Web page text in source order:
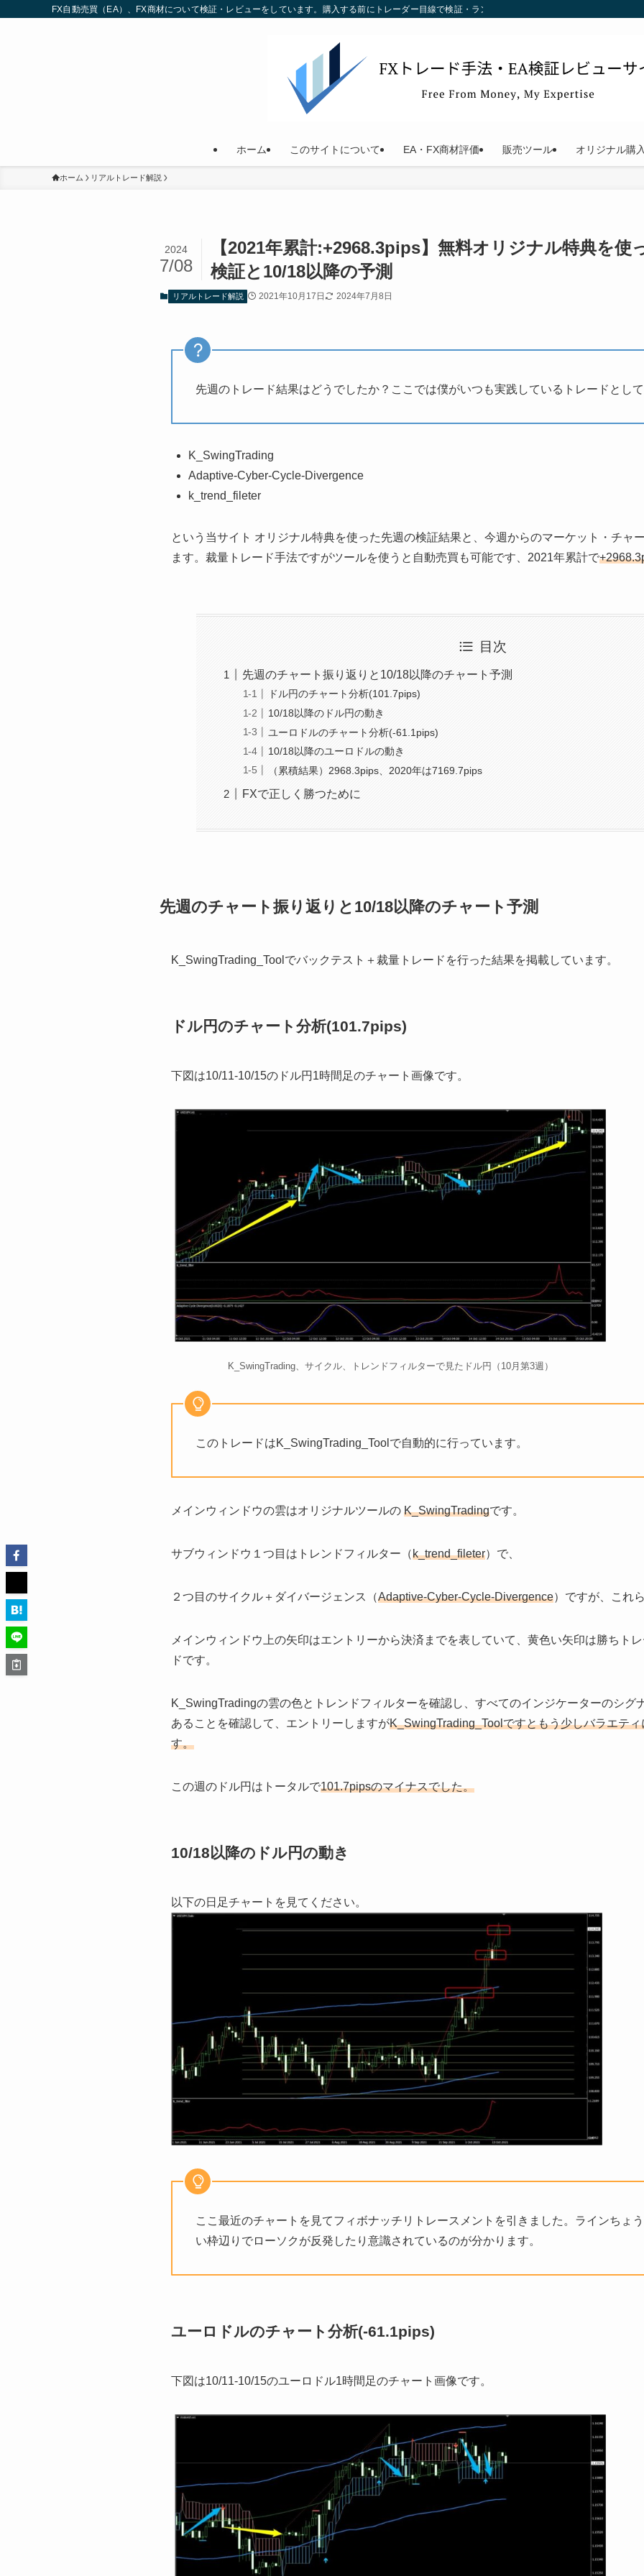
FX自動売買（EA）、FX商材について検証・レビューをしています。購入する前にトレーダー目線で検証・ランキング化している当サイトをご利用くだ
ホーム このサイトについて EA・FX商材評価 販売ツール オリジナル購
ホーム リアルトレード解説
【2021年累計:+2968.3pips】無料オリジナル特典を使
検証と10/18以降の予測
2024
7/08
リアルトレード解説 2021年10月17日 2024年7月8日
先週のトレード結果はどうでしたか？ここでは僕がいつも実践しているトレードとして
K_SwingTrading
Adaptive-Cyber-Cycle-Divergence
k_trend_fileter
という当サイト オリジナル特典を使った先週の検証結果と、今週からのマーケット・チャ
ます。裁量トレード手法ですがツールを使うと自動売買も可能です、2021年累計で
目次
先週のチャート振り返りと10/18以降のチャート予測
ドル円のチャート分析(101.7pips)
10/18以降のドル円の動き
ユーロドルのチャート分析(-61.1pips)
10/18以降のユーロドルの動き
（累積結果）2968.3pips、2020年は7169.7pips
FXで正しく勝つために
先週のチャート振り返りと10/18以降のチャート予測
K_SwingTrading_Toolでバックテスト＋裁量トレードを行った結果を掲載しています。
ドル円のチャート分析(101.7pips)
下図は10/11-10/15のドル円1時間足のチャート画像です。
K_SwingTrading、サイクル、トレンドフィルターで見たドル円（10月第3週）
このトレードはK_SwingTrading_Toolで自動的に行っています。
メインウィンドウの雲はオリジナルツールの K_SwingTradingです。
サブウィンドウ１つ目はトレンドフィルター（k_trend_fileter）で、
２つ目のサイクル＋ダイバージェンス（Adaptive-Cyber-Cycle-Divergence）ですが、これ
メインウィンドウ上の矢印はエントリーから決済までを表していて、黄色い矢印は勝ちト
ドです。
K_SwingTradingの雲の色とトレンドフィルターを確認し、すべてのインジケーターのシグ
あることを確認して、エントリーしますがK_SwingTrading_Toolですともう少しバラエテ
す。
この週のドル円はトータルで101.7pipsのマイナスでした。
10/18以降のドル円の動き
以下の日足チャートを見てください。
ここ最近のチャートを見てフィボナッチリトレースメントを引きました。ラインちょ
い枠辺りでローソクが反発したり意識されているのが分かります。
ユーロドルのチャート分析(-61.1pips)
下図は10/11-10/15のユーロドル1時間足のチャート画像です。